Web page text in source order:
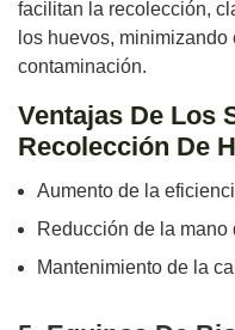
facilitan la recolección,
los huevos,
contaminación.
Ventajas De Los
Recolección De
Aumento de la
Reducción de la mano
Mantenimiento de la